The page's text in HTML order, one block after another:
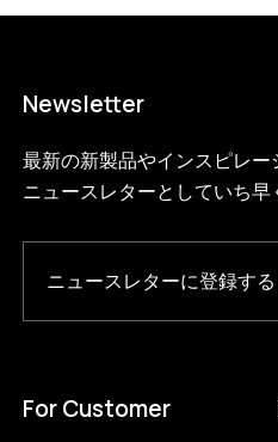
Newsletter
最新の新製品やインスピレー
ニュースレターとしていち早
ニュースレターに登録する
For Customer